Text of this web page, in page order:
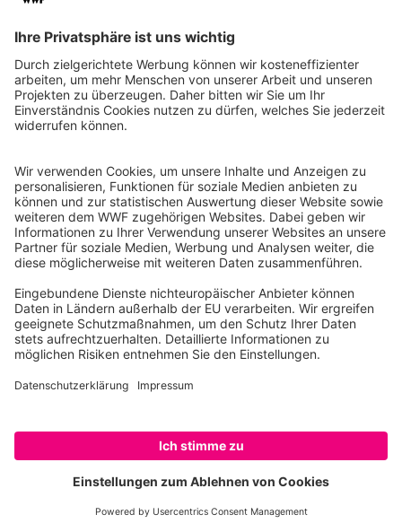
SPENDEN
Hinweisgeber Newsletter
Publikationen WWF Jugend
WWF-Spendenkonto
WWF Deutschland
BIC: BFSWDE33MNZ
SozialBank
IBAN KOPIEREN
QR-CODE FÜR BANKING-APP